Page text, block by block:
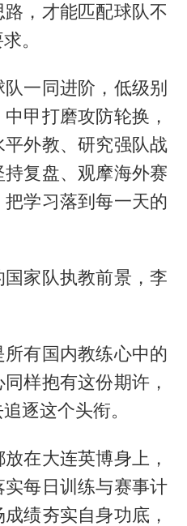
，才能匹配球队不
。
一同进阶，低级别
甲打磨攻防轮换，
外教、研究强队战
复盘、观摩海外赛
学习落到每一天的
家队执教前景，李
有国内教练心中的
样抱有这份期许，
逐这个头衔。
在大连英博身上，
每日训练与赛事计
绩夯实自身功底，